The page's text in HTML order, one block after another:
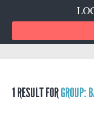
1 RESULT FORGROUP: